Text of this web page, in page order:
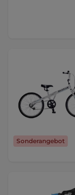
Sonderangebot